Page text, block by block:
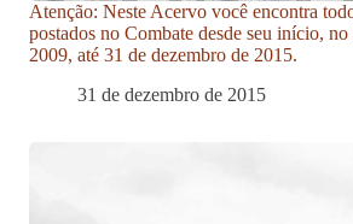
Atenção: Neste Acervo você encontra
postados no Combate desde seu início,
2009, até 31 de dezembro de 2015.
31 de dezembro de 2015